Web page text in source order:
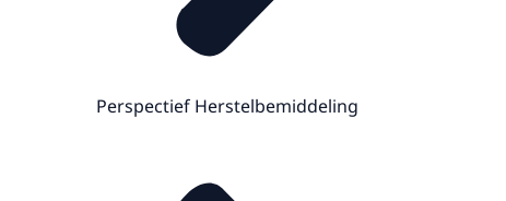
Perspectief Herstelbemiddeling